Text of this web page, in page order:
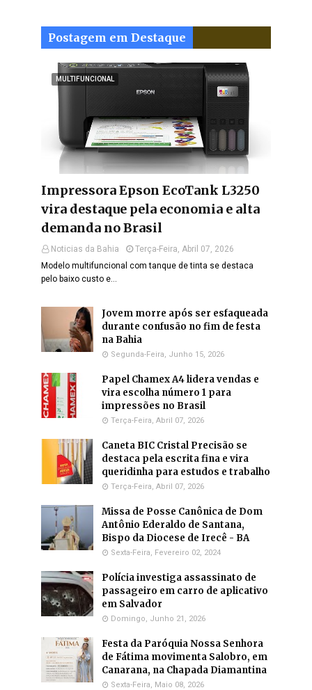
Postagem em Destaque
MULTIFUNCIONAL
Impressora Epson EcoTank L3250
vira destaque pela economia e alta
demanda no Brasil
Noticias da Bahia
Terça-Feira, Abril 07, 2026
Modelo multifuncional com tanque de tinta se destaca
pelo baixo custo e…
Jovem morre após ser esfaqueada
durante confusão no fim de festa
na Bahia
Segunda-Feira, Junho 15, 2026
Papel Chamex A4 lidera vendas e
vira escolha número 1 para
impressões no Brasil
Terça-Feira, Abril 07, 2026
Caneta BIC Cristal Precisão se
destaca pela escrita fina e vira
queridinha para estudos e trabalho
Terça-Feira, Abril 07, 2026
Missa de Posse Canônica de Dom
Antônio Ederaldo de Santana,
Bispo da Diocese de Irecê - BA
Sexta-Feira, Fevereiro 02, 2024
Polícia investiga assassinato de
passageiro em carro de aplicativo
em Salvador
Domingo, Junho 21, 2026
Festa da Paróquia Nossa Senhora
de Fátima movimenta Salobro, em
Canarana, na Chapada Diamantina
Sexta-Feira, Maio 08, 2026